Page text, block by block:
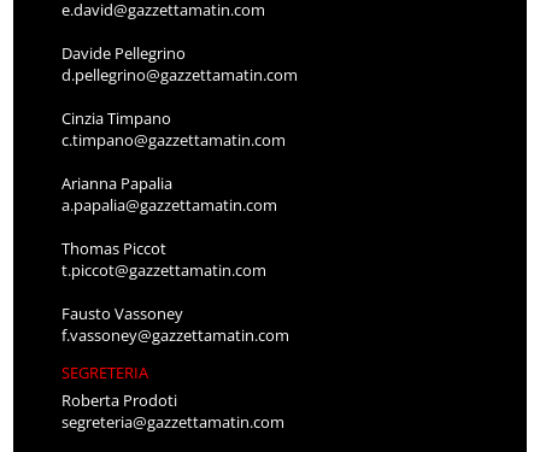
e.david@gazzettamatin.com
Davide Pellegrino
d.pellegrino@gazzettamatin.com
Cinzia Timpano
c.timpano@gazzettamatin.com
Arianna Papalia
a.papalia@gazzettamatin.com
Thomas Piccot
t.piccot@gazzettamatin.com
Fausto Vassoney
f.vassoney@gazzettamatin.com
SEGRETERIA
Roberta Prodoti
segreteria@gazzettamatin.com